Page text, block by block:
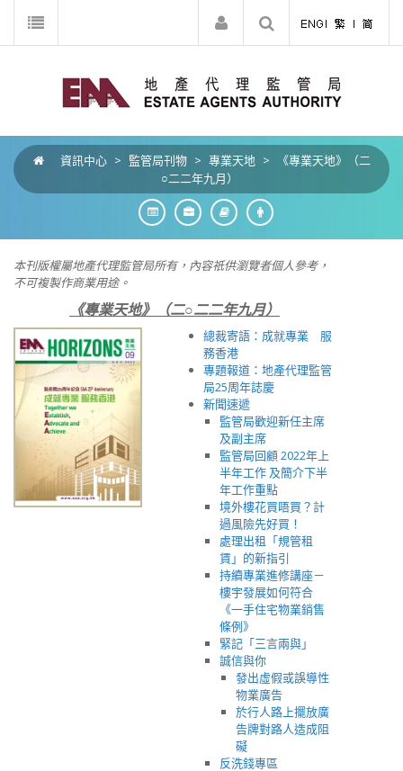
資訊中心 > 監管局刊物 > 專業天地 >
《專業天地》（二
○二二年九月）
本刊版權屬地產代理監管局所有，內容祇供瀏覽者個人參考，
不可複製作商業用途。
《專業天地》（二○二二年九月）
總裁寄語：成就專業 服
務香港
專題報道：地產代理監管
局25周年誌慶
新聞速遞
監管局歡迎新任主席
及副主席
監管局回顧 2022年上
半年工作 及簡介下半
年工作重點
境外樓花買唔買？計
過風險先好買！
處理出租「規管租
賃」的新指引
持續專業進修講座－
樓宇發展如何符合
《一手住宅物業銷售
條例》
緊記「三言兩與」
誠信與你
發出虛假或誤導性
物業廣告
於行人路上擺放廣
告牌對路人造成阻
礙
反洗錢專區